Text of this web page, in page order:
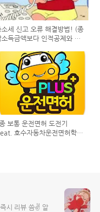
소세 신고 오류 해결방법! (종
소득금액보다 인적공제와 소
,,,)
보통 운전면허 도전기
호수자동차운전면허학
시 리뷰 씀✌️ 알